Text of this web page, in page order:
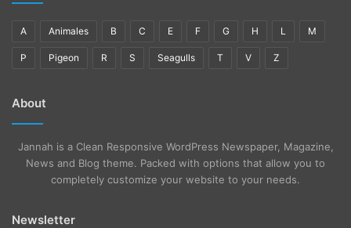
A Animales B C E F G H L M
P Pigeon R S Seagulls T V Z
About
Jannah is a Clean Responsive WordPress Newspaper, Magazine,
News and Blog theme. Packed with options that allow you to
completely customize your website to your needs.
Newsletter